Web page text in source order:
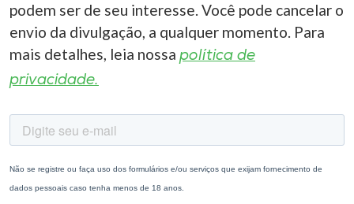
podem ser de seu interesse. Você pode cancelar o
envio da divulgação, a qualquer momento. Para
mais detalhes, leia nossa política de
privacidade.